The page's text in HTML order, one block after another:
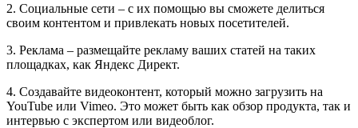
2. Социальные сети – с их помощью вы сможете делиться
своим контентом и привлекать новых посетителей.
3. Реклама – размещайте рекламу ваших статей на таких
площадках, как Яндекс Директ.
4. Создавайте видеоконтент, который можно загрузить на
YouTube или Vimeo. Это может быть как обзор продукта, так и
интервью с экспертом или видеоблог.